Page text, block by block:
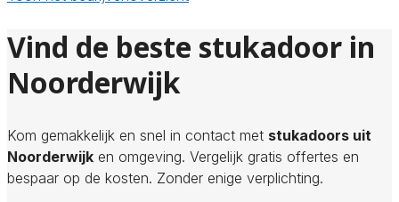
Vind de beste stukadoor in
Noorderwijk
Kom gemakkelijk en snel in contact met stukadoors uit
Noorderwijk en omgeving. Vergelijk gratis offertes en
bespaar op de kosten. Zonder enige verplichting.